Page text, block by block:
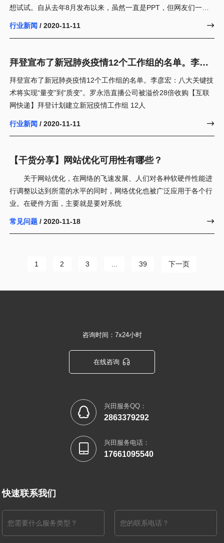
想试试。自从去年8月发布以来，虽然一直是PPT，但网友们一直
在关
行业新闻 / 2020-11-11 
拜登宣布了新冠肺炎疫情12个工作组的名单。李彦
宏:八大关键技术将实现“量变”到“质变”。罗永浩直
播公司被溢价28倍收购【互联网快递】
拜登宣布了新冠肺炎疫情12个工作组的名单。李彦宏：八大关键技
术将实现“量变”到“质变”。罗永浩直播公司被溢价28倍收购【互联
网快递】拜登计划建立新冠疫情工作组 12人
行业新闻 / 2020-11-11 
【干货分享】网站优化可用性有哪些？
关于网站优化，在网络的飞速发展、人们对各种软硬件性能进
行调整以达到所需的水平的同时，网络优化也被广泛应用于各个行
业。在硬件方面，主要就是要对系统
常见问题 / 2020-11-18 
1 2 3 ... 39 下一页
咨询时间：7x24小时
在线咨询 
 兴田服务QQ：
2863379292
 兴田服务电话：
17661095540
快速联系我们